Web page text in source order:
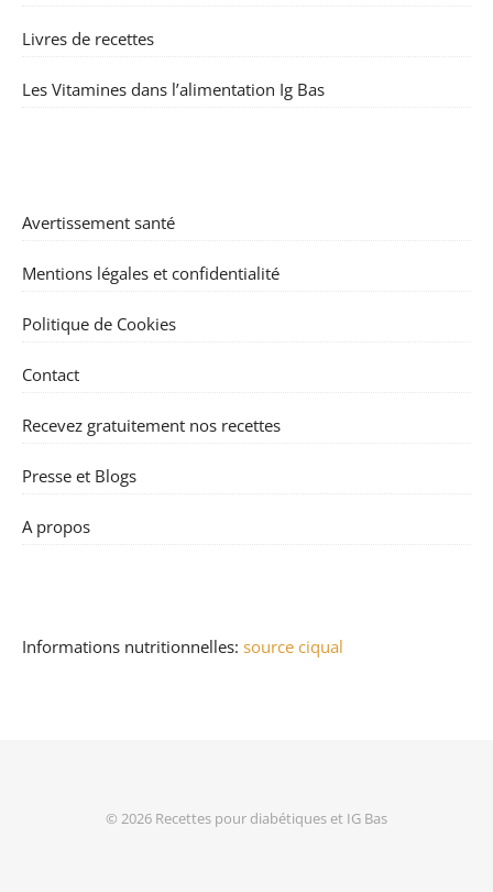
Livres de recettes
Les Vitamines dans l’alimentation Ig Bas
Avertissement santé
Mentions légales et confidentialité
Politique de Cookies
Contact
Recevez gratuitement nos recettes
Presse et Blogs
A propos
Informations nutritionnelles: source ciqual
© 2026 Recettes pour diabétiques et IG Bas